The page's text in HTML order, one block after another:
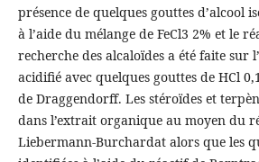
présence de quelques gouttes d’alcool
à l’aide du mélange de FeCl3 2% et le
recherche des alcaloïdes a été faite sur
acidifié avec quelques gouttes de HCl
de Draggendorff. Les stéroïdes et
dans l’extrait organique au moyen du
Liebermann-Burchardat alors que les